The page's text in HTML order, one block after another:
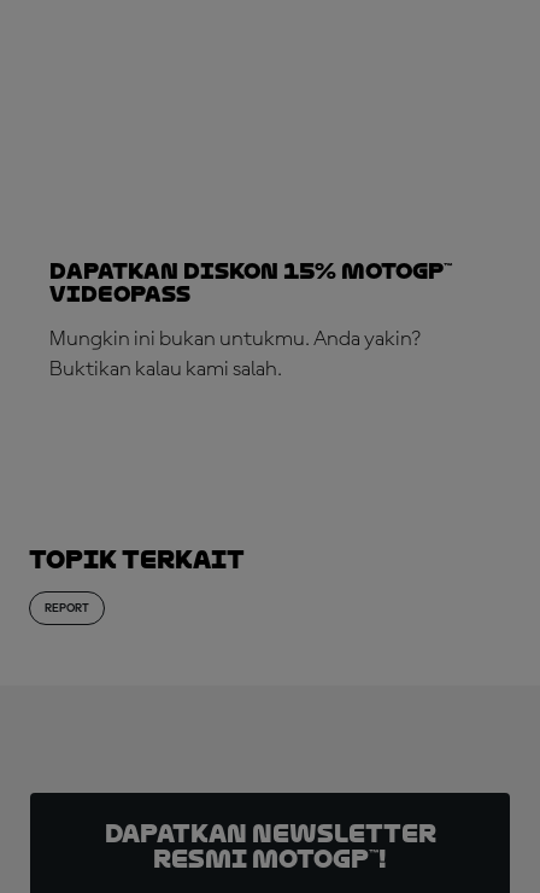
Dapatkan Diskon 15% MotoGP™
VideoPass
Mungkin ini bukan untukmu. Anda yakin?
Buktikan kalau kami salah.
Topik Terkait
REPORT
Dapatkan Newsletter
Resmi MotoGP™!